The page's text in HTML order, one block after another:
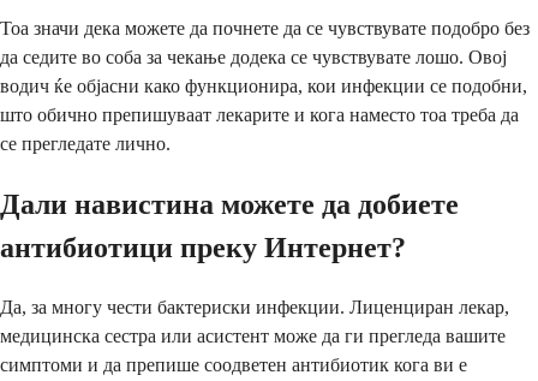
Тоа значи дека можете да почнете да се чувствувате подобро без
да седите во соба за чекање додека се чувствувате лошо. Овој
водич ќе објасни како функционира, кои инфекции се подобни,
што обично препишуваат лекарите и кога наместо тоа треба да
се прегледате лично.
Дали навистина можете да добиете
антибиотици преку Интернет?
Да, за многу чести бактериски инфекции. Лиценциран лекар,
медицинска сестра или асистент може да ги прегледа вашите
симптоми и да препише соодветен антибиотик кога ви е